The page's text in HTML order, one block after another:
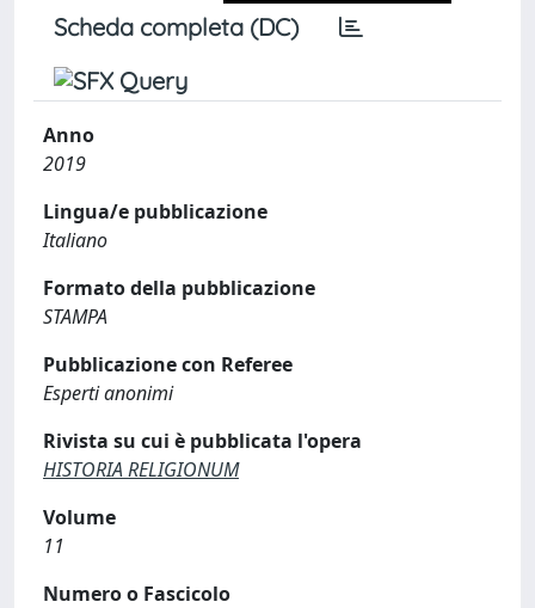
Scheda completa (DC)
Anno
2019
Lingua/e pubblicazione
Italiano
Formato della pubblicazione
STAMPA
Pubblicazione con Referee
Esperti anonimi
Rivista su cui è pubblicata l'opera
HISTORIA RELIGIONUM
Volume
11
Numero o Fascicolo